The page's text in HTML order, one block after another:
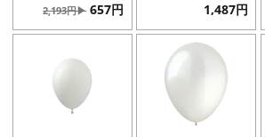
2,193円▶ 657円 1,487円